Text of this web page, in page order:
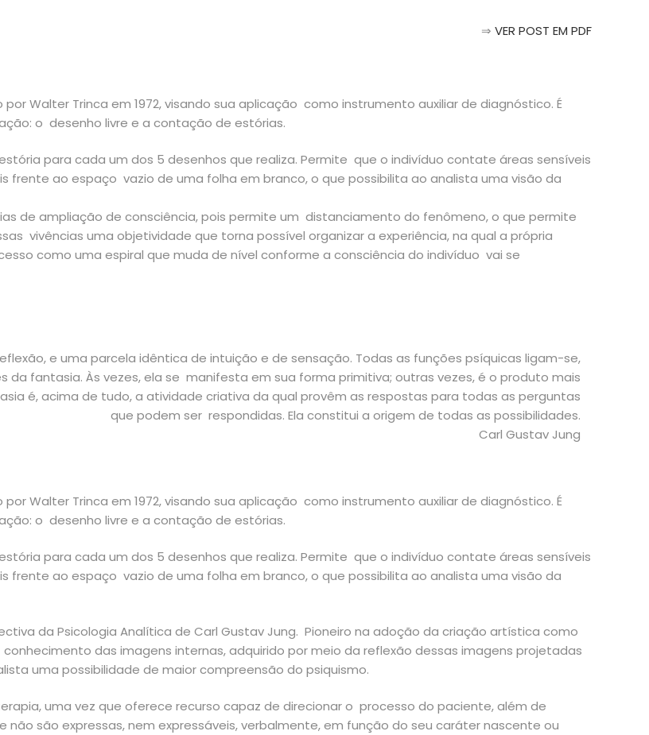
⇒ VER POST EM PDF
Walter Trinca em 1972, visando sua aplicação como instrumento auxiliar de diagnóstico. É
o desenho livre e a contação de estórias.
para cada um dos 5 desenhos que realiza. Permite que o indivíduo contate áreas sensíveis
frente ao espaço vazio de uma folha em branco, o que possibilita ao analista uma visão da
de ampliação de consciência, pois permite um distanciamento do fenômeno, o que permite
vivências uma objetividade que torna possível organizar a experiência, na qual a própria
como uma espiral que muda de nível conforme a consciência do indivíduo vai se
e uma parcela idêntica de intuição e de sensação. Todas as funções psíquicas ligam-se,
da fantasia. Às vezes, ela se manifesta em sua forma primitiva; outras vezes, é o produto mais
é, acima de tudo, a atividade criativa da qual provêm as respostas para todas as perguntas
que podem ser respondidas. Ela constitui a origem de todas as possibilidades.
Carl Gustav Jung
Walter Trinca em 1972, visando sua aplicação como instrumento auxiliar de diagnóstico. É
o desenho livre e a contação de estórias.
para cada um dos 5 desenhos que realiza. Permite que o indivíduo contate áreas sensíveis
frente ao espaço vazio de uma folha em branco, o que possibilita ao analista uma visão da
da Psicologia Analítica de Carl Gustav Jung. Pioneiro na adoção da criação artística como
das imagens internas, adquirido por meio da reflexão dessas imagens projetadas
uma possibilidade de maior compreensão do psiquismo.
uma vez que oferece recurso capaz de direcionar o processo do paciente, além de
são expressas, nem expressáveis, verbalmente, em função do seu caráter nascente ou